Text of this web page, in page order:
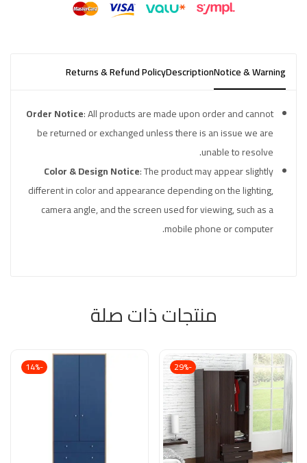
Notice & Warning
Description
Returns & Refund Policy
Order Notice: All products are made upon order and cannot
be returned or exchanged unless there is an issue we are
unable to resolve.
Color & Design Notice: The product may appear slightly
different in color and appearance depending on the lighting,
camera angle, and the screen used for viewing, such as a
mobile phone or computer.
منتجات ذات صلة
-29%
-14%